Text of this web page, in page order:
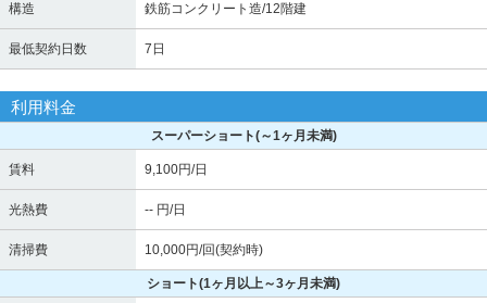
構造 鉄筋コンクリート造/12階建
最低契約日数 7日
利用料金
スーパーショート(～1ヶ月未満)
賃料 9,100円/日
光熱費 -- 円/日
清掃費 10,000円/回(契約時)
ショート(1ヶ月以上～3ヶ月未満)